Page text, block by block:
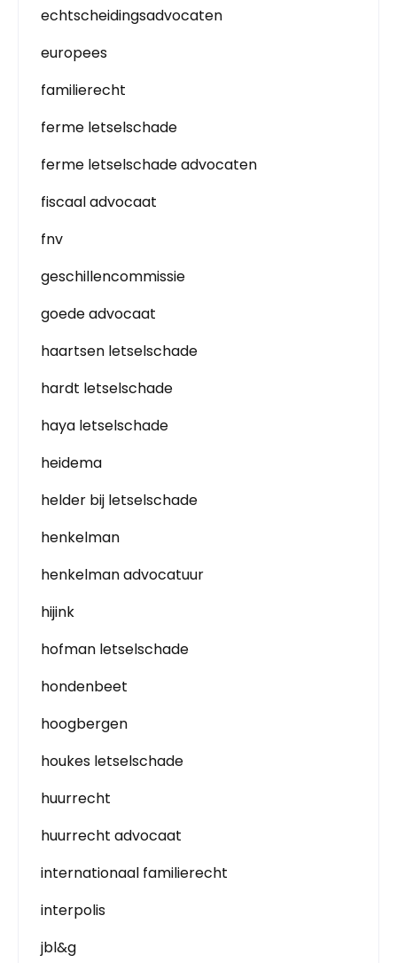
echtscheidingsadvocaten
europees
familierecht
ferme letselschade
ferme letselschade advocaten
fiscaal advocaat
fnv
geschillencommissie
goede advocaat
haartsen letselschade
hardt letselschade
haya letselschade
heidema
helder bij letselschade
henkelman
henkelman advocatuur
hijink
hofman letselschade
hondenbeet
hoogbergen
houkes letselschade
huurrecht
huurrecht advocaat
internationaal familierecht
interpolis
jbl&g